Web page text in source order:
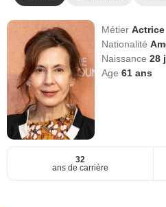
MétierActrice
Nationalité
Naissance28
Age61 ans
32
ans de carrière